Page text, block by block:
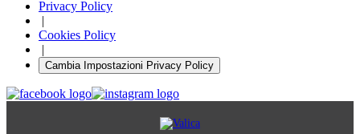
Privacy Policy
|
Cookies Policy
|
Cambia Impostazioni Privacy Policy